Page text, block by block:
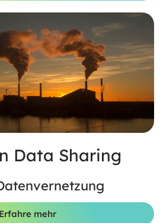
Data Sharing
Erfahre mehr